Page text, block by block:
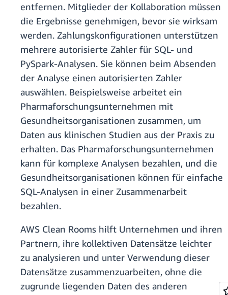
entfernen. Mitglieder der Kollaboration müssen
die Ergebnisse genehmigen, bevor sie wirksam
werden. Zahlungskonfigurationen unterstützen
mehrere autorisierte Zahler für SQL- und
PySpark-Analysen. Sie können beim Absenden
der Analyse einen autorisierten Zahler
auswählen. Beispielsweise arbeitet ein
Pharmaforschungsunternehmen mit
Gesundheitsorganisationen zusammen, um
Daten aus klinischen Studien aus der Praxis zu
erhalten. Das Pharmaforschungsunternehmen
kann für komplexe Analysen bezahlen, und die
Gesundheitsorganisationen können für einfache
SQL-Analysen in einer Zusammenarbeit
bezahlen.
AWS Clean Rooms hilft Unternehmen und ihren
Partnern, ihre kollektiven Datensätze leichter
zu analysieren und unter Verwendung dieser
Datensätze zusammenzuarbeiten, ohne die
zugrunde liegenden Daten des anderen